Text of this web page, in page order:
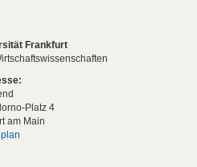
Frankfurt
Platz 4
am Main